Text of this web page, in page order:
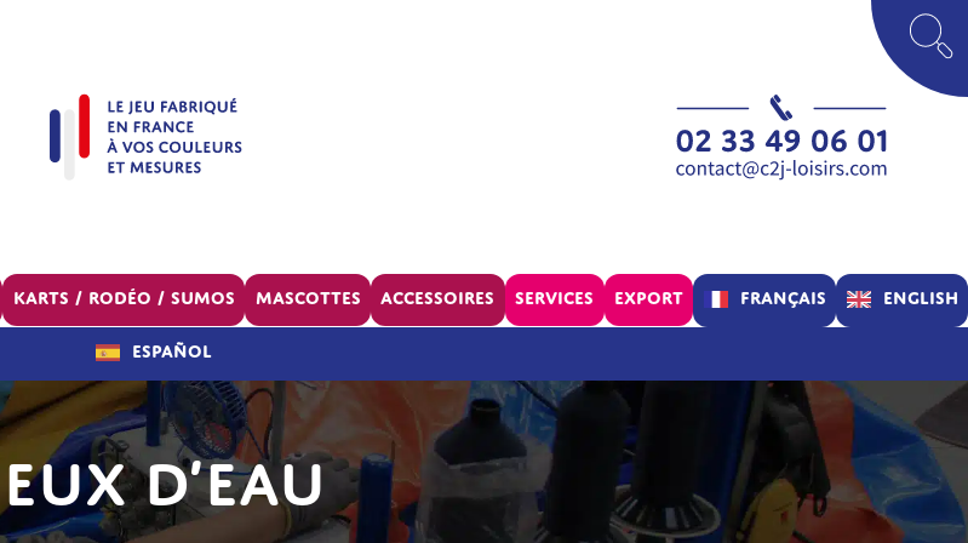
Karts / Rodéo / Sumos Mascottes Accessoires Services
Assistance
Verif’Air
Export Français English
Español
d’eau